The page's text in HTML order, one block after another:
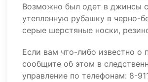
Возможно был одет в джинсы
утепленную рубашку в черно-
серые шерстяные носки,
Если вам что-либо известно о
сообщите об этом в
управление по телефонам: 8-